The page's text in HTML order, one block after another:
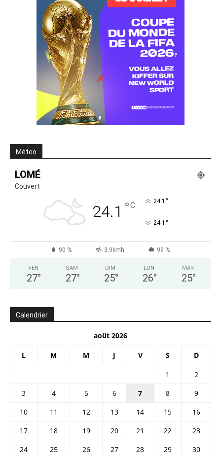
Méteo
LOMÉ
Couvert
24.1 °C 24.1 °
24.1 °
90 % 3.9kmh 99 %
VEN
27°
SAM
27°
DIM
25°
LUN
26°
MAR
25°
Calendrier
août 2026
L M M J V S D
1
2
3
4 5 6 7 8
9
10
11 12 13 14 15
16
17
18 19 20 21 22
23
24
25 26 27 28 29
30